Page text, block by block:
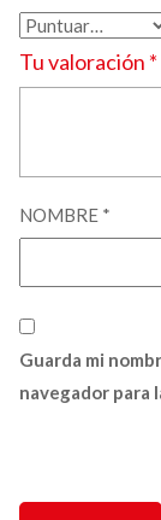
Tu valoración *
NOMBRE *
Guarda mi
navegador para